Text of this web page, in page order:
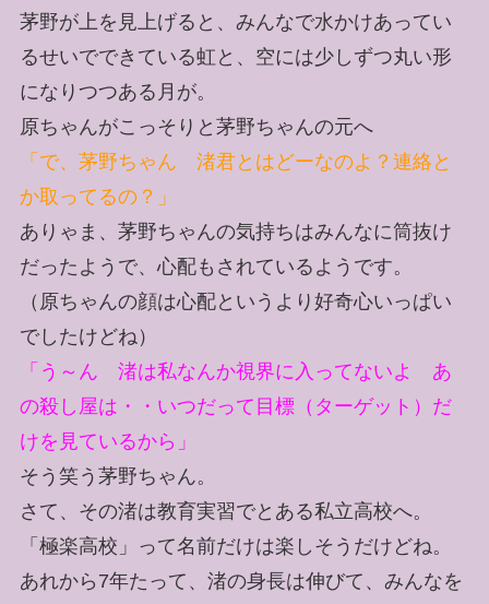
茅野が上を見上げると、みんなで水かけあってい
るせいでできている虹と、空には少しずつ丸い形
になりつつある月が。
原ちゃんがこっそりと茅野ちゃんの元へ
「で、茅野ちゃん 渚君とはどーなのよ？連絡と
か取ってるの？」
ありゃま、茅野ちゃんの気持ちはみんなに筒抜け
だったようで、心配もされているようです。
（原ちゃんの顔は心配というより好奇心いっぱい
でしたけどね）
「う～ん 渚は私なんか視界に入ってないよ あ
の殺し屋は・・いつだって目標（ターゲット）だ
けを見ているから」
そう笑う茅野ちゃん。
さて、その渚は教育実習でとある私立高校へ。
「極楽高校」って名前だけは楽しそうだけどね。
あれから7年たって、渚の身長は伸びて、みんなを